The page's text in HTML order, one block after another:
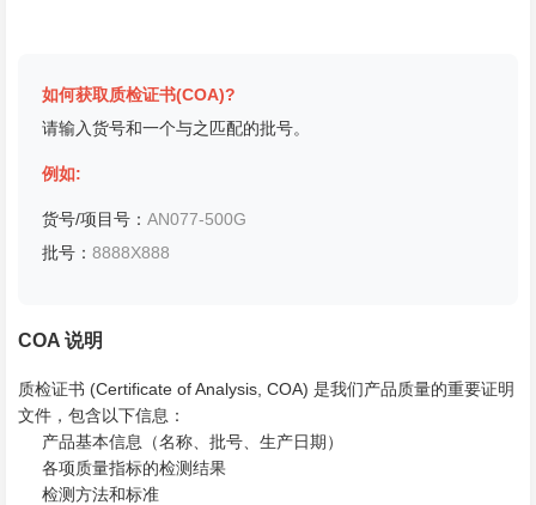
如何获取质检证书(COA)?
请输入货号和一个与之匹配的批号。
例如:
货号/项目号： AN077-500G
批号： 8888X888
COA 说明
质检证书 (Certificate of Analysis, COA) 是我们产品质量的重要证明
文件，包含以下信息：
产品基本信息（名称、批号、生产日期）
各项质量指标的检测结果
检测方法和标准